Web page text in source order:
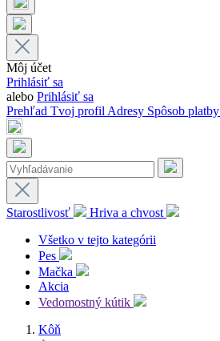
Môj účet
Prihlásiť sa
alebo Prihlásiť sa
Prehľad Tvoj profilAdresy Spôsob platby
Starostlivosť
Hriva a chvost
Všetko v tejto kategórii
Pes
Mačka
Akcia
Vedomostný kútik
Kôň